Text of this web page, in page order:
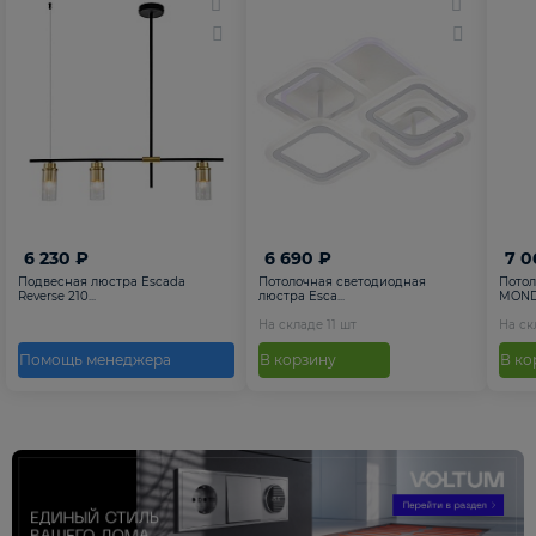
6 230 ₽
Подвесная люстра Escada
Reverse 210...
Помощь менеджера
6 690 ₽
Потолочная светодиодная
люстра Esca...
На складе 11 шт
В корзину
7
На
В